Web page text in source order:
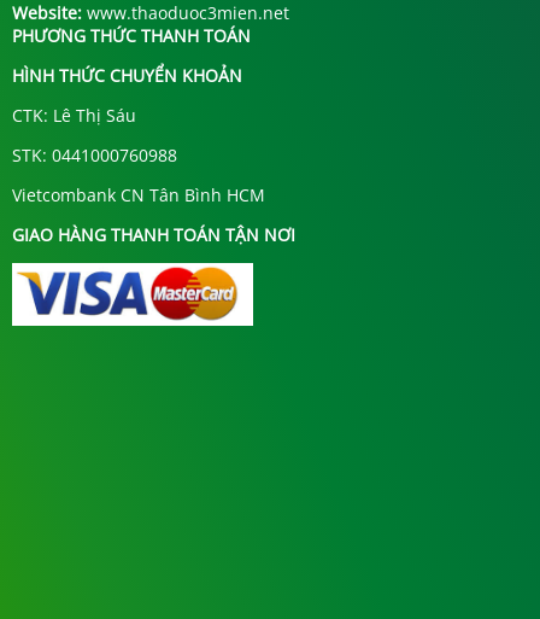
Website: www.thaoduoc3mien.net
PHƯƠNG THỨC THANH TOÁN
HÌNH THỨC CHUYỂN KHOẢN
CTK: Lê Thị Sáu
STK: 0441000760988
Vietcombank CN Tân Bình HCM
GIAO HÀNG THANH TOÁN TẬN NƠI